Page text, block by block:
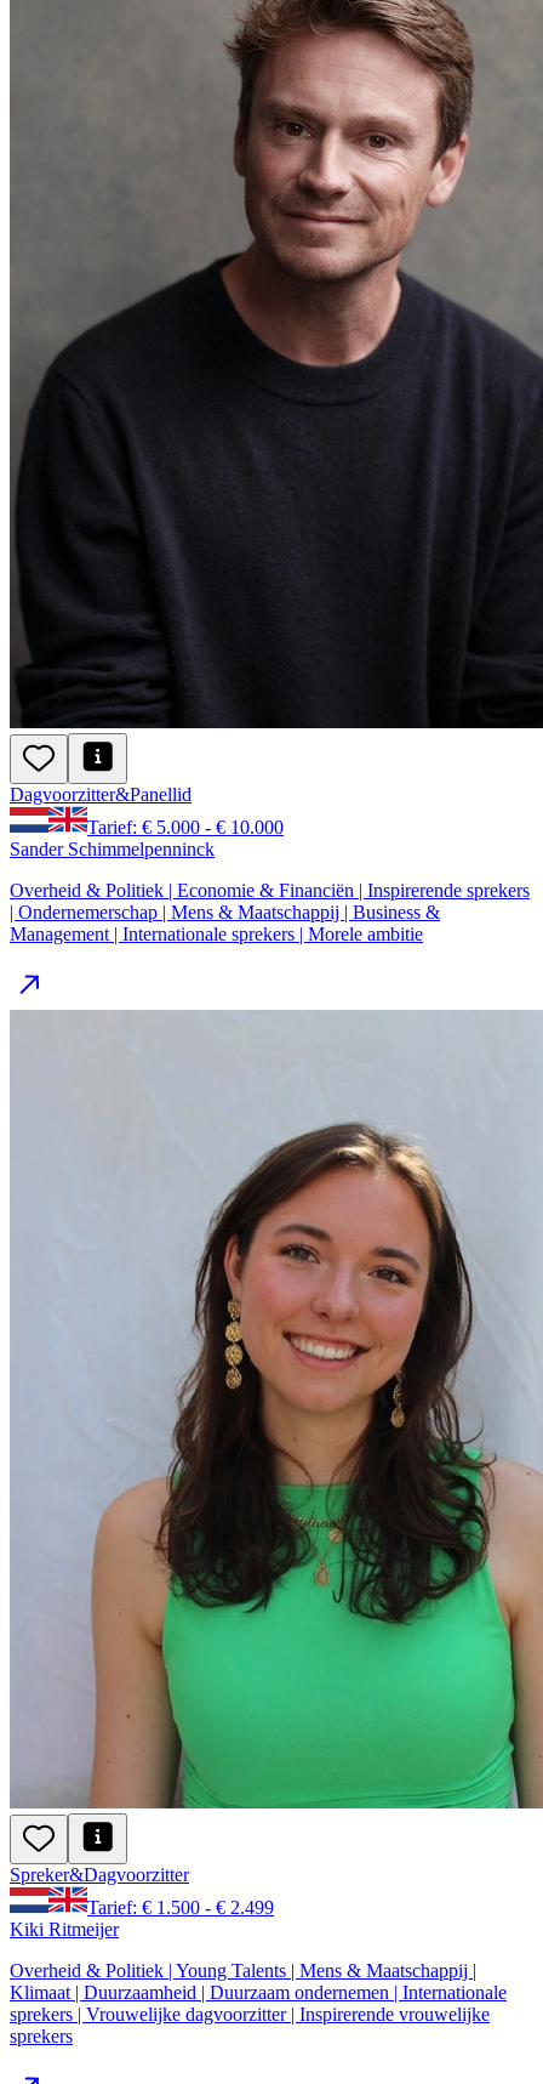
Dagvoorzitter&Panellid
Tarief: € 5.000 - € 10.000
Sander Schimmelpenninck
Overheid & Politiek | Economie & Financiën | Inspirerende sprekers
| Ondernemerschap | Mens & Maatschappij | Business &
Management | Internationale sprekers | Morele ambitie
Spreker&Dagvoorzitter
Tarief: € 1.500 - € 2.499
Kiki Ritmeijer
Overheid & Politiek | Young Talents | Mens & Maatschappij |
Klimaat | Duurzaamheid | Duurzaam ondernemen | Internationale
sprekers | Vrouwelijke dagvoorzitter | Inspirerende vrouwelijke
sprekers